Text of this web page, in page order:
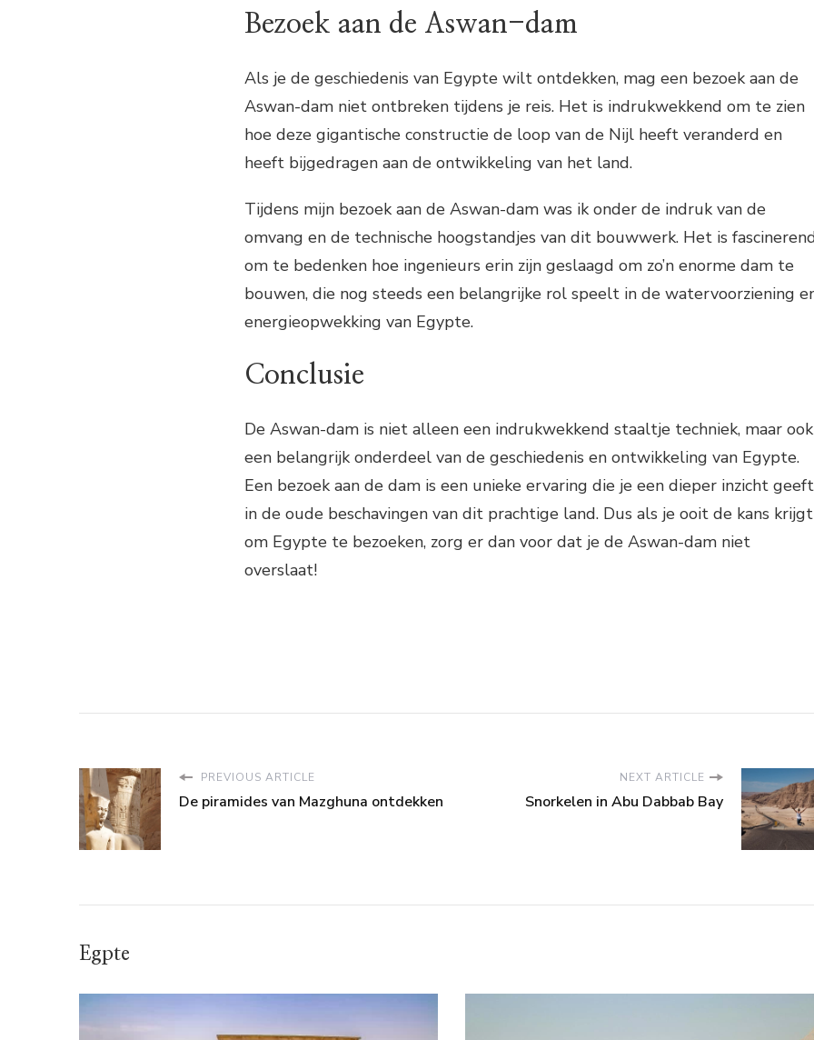
Bezoek aan de Aswan-dam
Als je de geschiedenis van Egypte wilt ontdekken, mag een bezoek aan de
Aswan-dam niet ontbreken tijdens je reis. Het is indrukwekkend om te zien
hoe deze gigantische constructie de loop van de Nijl heeft veranderd en
heeft bijgedragen aan de ontwikkeling van het land.
Tijdens mijn bezoek aan de Aswan-dam was ik onder de indruk van de
omvang en de technische hoogstandjes van dit bouwwerk. Het is
om te bedenken hoe ingenieurs erin zijn geslaagd om zo’n enorme dam te
bouwen, die nog steeds een belangrijke rol speelt in de watervoorziening
energieopwekking van Egypte.
Conclusie
De Aswan-dam is niet alleen een indrukwekkend staaltje techniek, maar ook
een belangrijk onderdeel van de geschiedenis en ontwikkeling van Egypte.
Een bezoek aan de dam is een unieke ervaring die je een dieper inzicht geeft
in de oude beschavingen van dit prachtige land. Dus als je ooit de kans krijgt
om Egypte te bezoeken, zorg er dan voor dat je de Aswan-dam niet
overslaat!
PREVIOUS ARTICLE
De piramides van Mazghuna ontdekken
NEXT ARTICLE
Snorkelen in Abu Dabbab Bay
Egpte